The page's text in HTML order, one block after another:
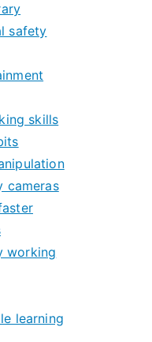
safety
skills
cameras
working
learning